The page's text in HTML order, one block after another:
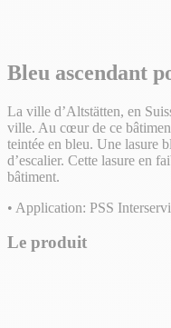
Bleu ascendant
La ville d’Altstätten, en
ville. Au cœur de ce
teintée en bleu. Une lasure
d’escalier. Cette lasure en
bâtiment.
• Application: PSS
Le produit